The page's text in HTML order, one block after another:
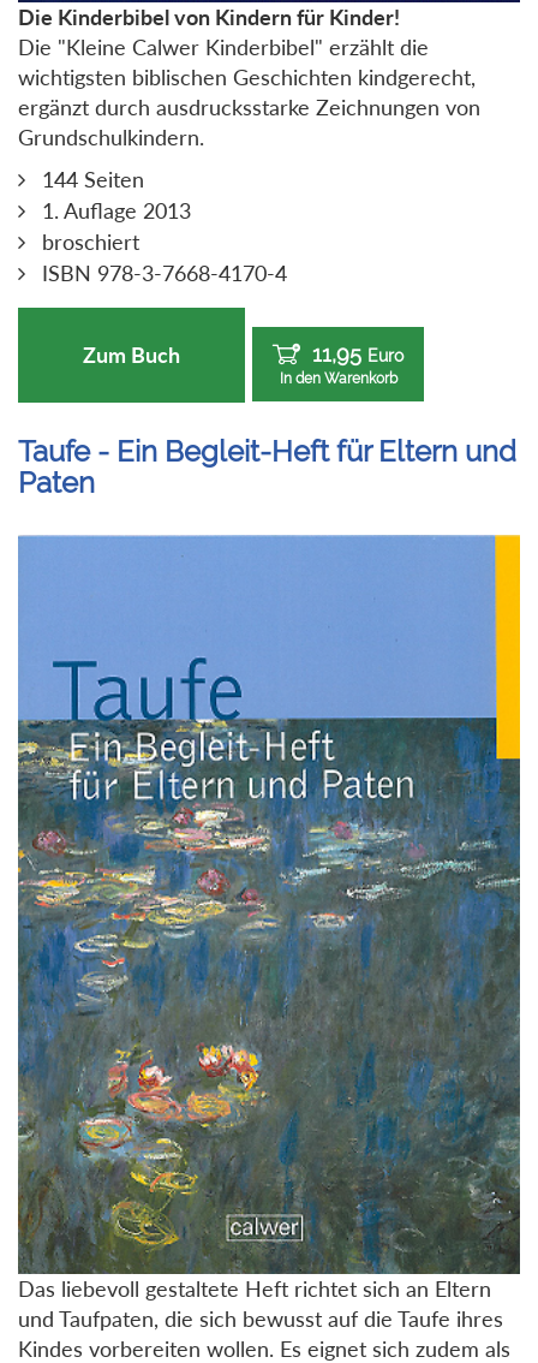
Die Kinderbibel von Kindern für Kinder!
Die "Kleine Calwer Kinderbibel" erzählt die
wichtigsten biblischen Geschichten kindgerecht,
ergänzt durch ausdrucksstarke Zeichnungen von
Grundschulkindern.
144 Seiten
1. Auflage 2013
broschiert
ISBN 978-3-7668-4170-4
Zum Buch 11,95 Euro
In den Warenkorb
Taufe - Ein Begleit-Heft für Eltern und
Paten
Das liebevoll gestaltete Heft richtet sich an Eltern
und Taufpaten, die sich bewusst auf die Taufe ihres
Kindes vorbereiten wollen. Es eignet sich zudem als